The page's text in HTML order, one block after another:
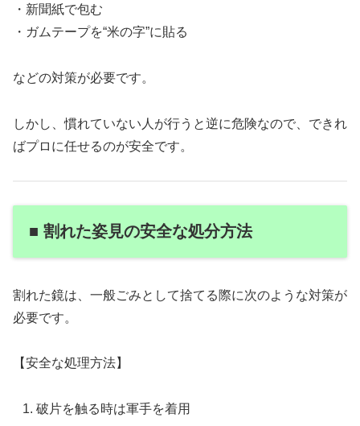
・新聞紙で包む
・ガムテープを“米の字”に貼る
などの対策が必要です。
しかし、慣れていない人が行うと逆に危険なので、できれ
ばプロに任せるのが安全です。
■ 割れた姿見の安全な処分方法
割れた鏡は、一般ごみとして捨てる際に次のような対策が
必要です。
【安全な処理方法】
破片を触る時は軍手を着用